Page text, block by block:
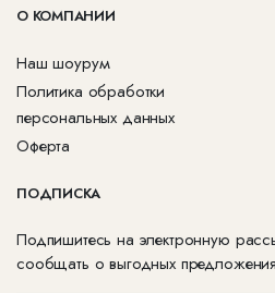
О КОМПАНИИ
Наш шоурум
Политика обработки
персональных данных
Оферта
ПОДПИСКА
Подпишитесь на электронную
сообщать о выгодных